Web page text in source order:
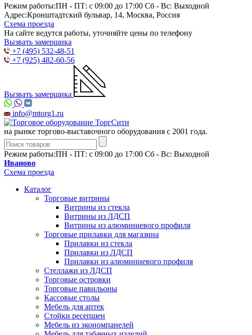
Режим работы:ПН - ПТ: с 09:00 до 17:00 Сб - Вс: Выходной
Адрес:Кронштадтский бульвар, 14, Москва, Россия
Схема проезда
На сайте ведутся работы, уточняйте цены по телефону
Вызвать замерщика
+7 (495) 532-48-51
+7 (925) 482-60-56
Вызвать замерщика
info@mtorg1.ru
на рынке торгово-выставочного оборудования с 2001 года.
Режим работы:ПН - ПТ: с 09:00 до 17:00 Сб - Вс: Выходной
Иваново
Схема проезда
Каталог
Торговые витрины
Витрины из cтекла
Витрины из ЛДСП
Витрины из алюминиевого профиля
Торговые прилавки для магазина
Прилавки из стекла
Прилавки из ЛДСП
Прилавки из алюминиевого профиля
Стеллажи из ЛДСП
Торговые островки
Торговые павильоны
Кассовые столы
Мебель для аптек
Стойки ресепшен
Мебель из экономпанелей